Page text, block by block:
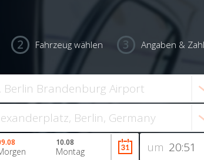
Fahrzeug wählen Angaben &
um
10.08
Montag